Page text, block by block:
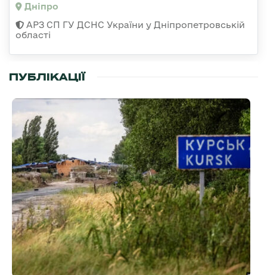
Дніпро
АРЗ СП ГУ ДСНС України у Дніпропетровській
області
ПУБЛІКАЦІЇ